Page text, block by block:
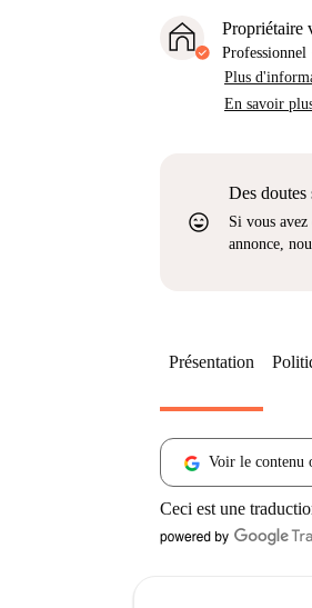
Professionnel
Plus
En savoir
sentiment_very_satisfied
Des doutes
Si vous avez
annonce,
Présentation
Voir le contenu
Ceci est une